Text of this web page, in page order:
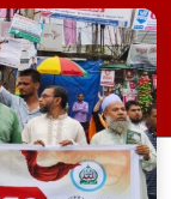
স্থানীয়
হয়।
সাত্তার
রাখেন